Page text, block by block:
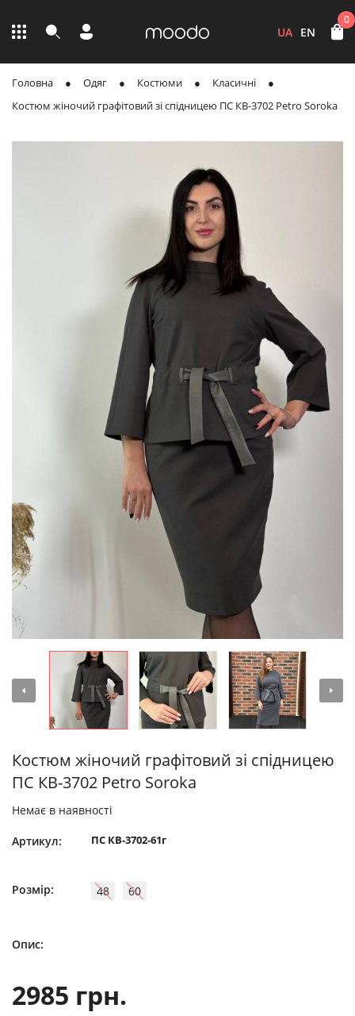
UA EN
0
Головна Одяг Костюми
Класичні
Костюм жіночий графітовий зі спідницею ПС КВ-3702 Petro Soroka
Костюм жіночий графітовий зі спідницею
ПС КВ-3702 Petro Soroka
Немає в наявності
Артикул: ПС КВ-3702-61г
Розмір: 48 60
Опис:
2985 грн.